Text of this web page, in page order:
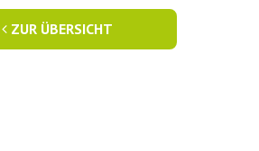
ZUR ÜBERSICHT